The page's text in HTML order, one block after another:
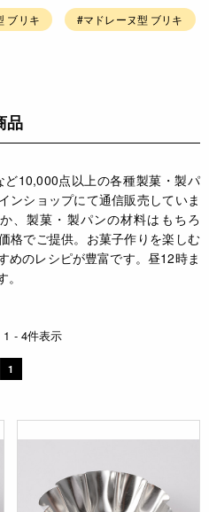
ブリキ #マドレーヌ型 ブリキ
品
10,000点以上の各種製菓・製パ
ンショップにて通信販売していま
、製菓・製パンの材料はもちろ
格でご提供。お菓子作りを楽しむ
めのレシピが豊富です。昼12時ま
- 4件表示
1